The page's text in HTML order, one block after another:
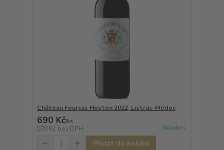
Château Fourcas Hosten 2022, Listrac-Médoc
690 Kč/ks
570 Kč bez DPH Skladem
Přidat do košíku